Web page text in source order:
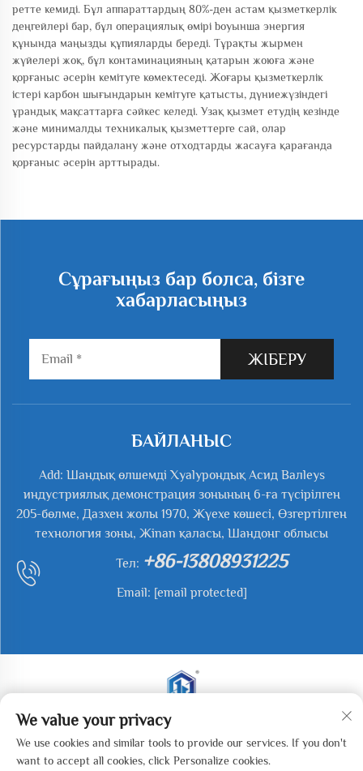
ретте кемиді. Бұл аппараттардың 80%-ден астам қызметкерлік
деңгейлері бар, бұл операциялық өмірі boyынша энергия
құнында маңызды құпияларды береді. Тұрақты жырмен
жүйелері жоқ, бұл контаминацияның қатарын жоюға және
қорғаныс әсерін кемітуге көмектеседі. Жоғары қызметкерлік
істері карбон шығындарын кемітуге қатысты, дүниежүзіндегі
ұрандық мақсаттарға сәйкес келеді. Узақ қызмет етудің кезінде
және минималды техникалық қызметтерге сай, олар
ресурстарды пайдалану және отходтарды жасауға қарағанда
қорғаныс әсерін арттырады.
Сұрағыңыз бар болса, бізге
хабарласыңыз
ЖІБЕРУ
БАЙЛАНЫС
Add: Шандық өлшемді Хyalурондық Асид Валleys
индустриялық демонстрация зонының 6-ға түсірілген
205-бөлме, Дазхен жолы 1970, Жүехе көшесі, Өзгертілген
технология зоны, Жinan қаласы, Шандонг облысы
Тел: +86-13808931225
Email: [email protected]
Барлық тәуелсіздіктер сақталады. Құрама 2025 Жиань
ю Вейе (Жинан) Машиналық Технологиясы
Көмпаниясы, LTD. - Құпиялық саясаты
We value your privacy
We use cookies and similar tools to provide our services. If you don't
want to accept all cookies, click Personalize cookies.